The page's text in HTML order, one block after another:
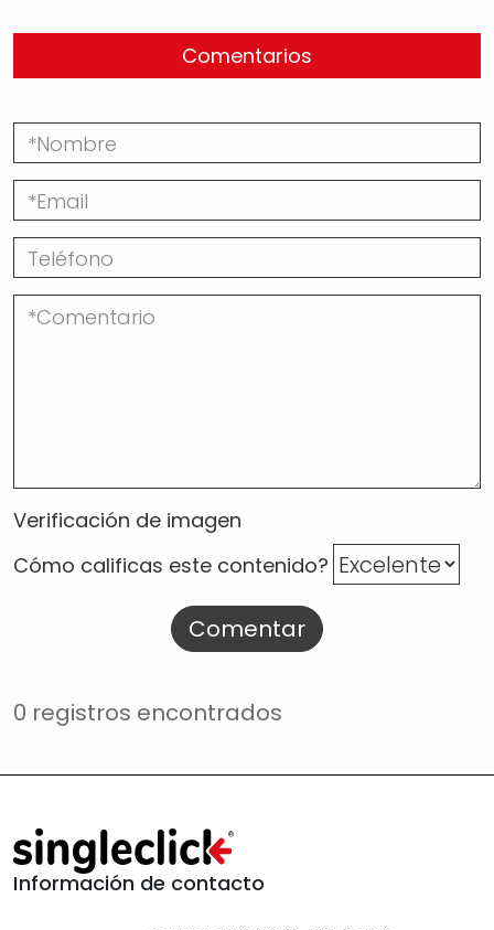
Comentarios
Verificación de imagen
Cómo calificas este contenido?
Comentar
0 registros encontrados
Información de contacto